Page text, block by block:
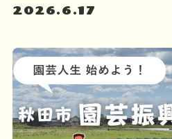
2026.6.17